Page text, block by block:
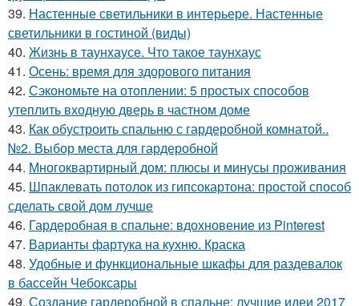
39. Настенные светильники в интерьере. Настенные
светильники в гостиной (виды)
40. Жизнь в таунхаусе. Что такое таунхаус
41. Осень: время для здорового питания
42. Сэкономьте на отоплении: 5 простых способов
утеплить входную дверь в частном доме
43. Как обустроить спальню с гардеробной комнатой..
№2. Выбор места для гардеробной
44. Многоквартирный дом: плюсы и минусы проживания
45. Шпаклевать потолок из гипсокартона: простой способ
сделать свой дом лучше
46. Гардеробная в спальне: вдохновение из Pinterest
47. Варианты фартука на кухню. Краска
48. Удобные и функциональные шкафы для раздевалок
в бассейн Чебоксары
49. Создание гардеробной в спальне: лучшие идеи 2017